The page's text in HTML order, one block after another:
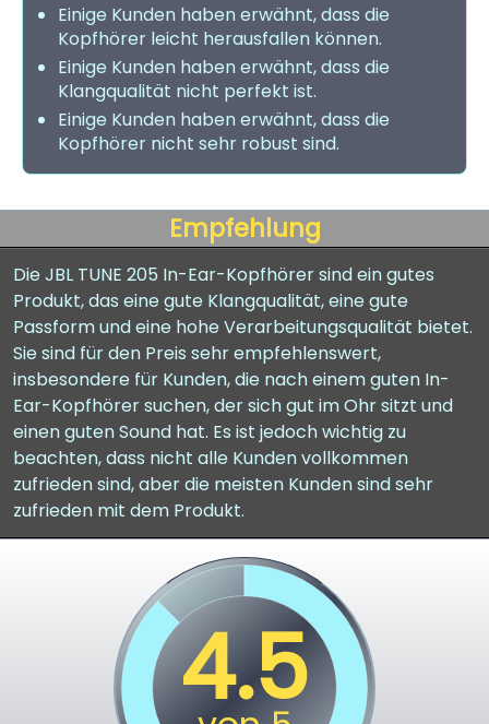
Einige Kunden haben erwähnt, dass die
Kopfhörer leicht herausfallen können.
Einige Kunden haben erwähnt, dass die
Klangqualität nicht perfekt ist.
Einige Kunden haben erwähnt, dass die
Kopfhörer nicht sehr robust sind.
Empfehlung
Die JBL TUNE 205 In-Ear-Kopfhörer sind ein gutes
Produkt, das eine gute Klangqualität, eine gute
Passform und eine hohe Verarbeitungsqualität bietet.
Sie sind für den Preis sehr empfehlenswert,
insbesondere für Kunden, die nach einem guten In-
Ear-Kopfhörer suchen, der sich gut im Ohr sitzt und
einen guten Sound hat. Es ist jedoch wichtig zu
beachten, dass nicht alle Kunden vollkommen
zufrieden sind, aber die meisten Kunden sind sehr
zufrieden mit dem Produkt.